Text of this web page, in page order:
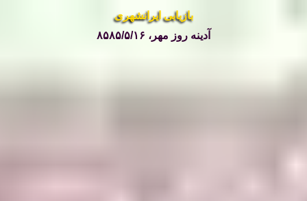
بازیابی ایرانشهری
آدینه روز مهر، ۸۵۸۵/۵/۱۶